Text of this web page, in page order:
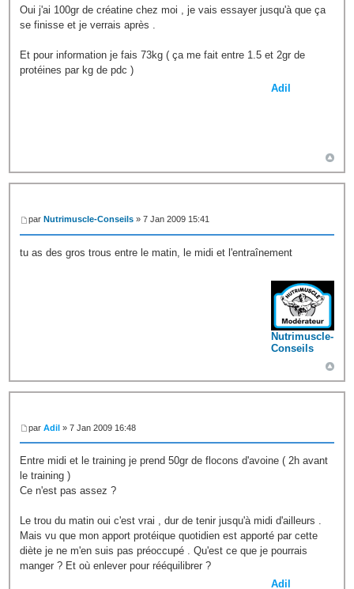
Oui j'ai 100gr de créatine chez moi , je vais essayer jusqu'à que ça
se finisse et je verrais après .
Et pour information je fais 73kg ( ça me fait entre 1.5 et 2gr de
protéines par kg de pdc )
Adil
par Nutrimuscle-Conseils » 7 Jan 2009 15:41
tu as des gros trous entre le matin, le midi et l'entraînement
Nutrimuscle-
Conseils
parAdil » 7 Jan 2009 16:48
Entre midi et le training je prend 50gr de flocons d'avoine ( 2h avant
le training )
Ce n'est pas assez ?
Le trou du matin oui c'est vrai , dur de tenir jusqu'à midi d'ailleurs .
Mais vu que mon apport protéique quotidien est apporté par cette
diète je ne m'en suis pas préoccupé . Qu'est ce que je pourrais
manger ? Et où enlever pour rééquilibrer ?
Adil